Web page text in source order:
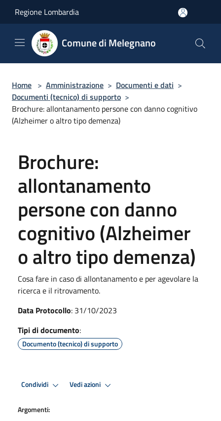
Regione Lombardia
Comune di Melegnano
Home > Amministrazione > Documenti e dati >
Documenti (tecnico) di supporto >
Brochure: allontanamento persone con danno cognitivo
(Alzheimer o altro tipo demenza)
Brochure:
allontanamento
persone con danno
cognitivo (Alzheimer
o altro tipo demenza)
Cosa fare in caso di allontanamento e per agevolare la
ricerca e il ritrovamento.
Data Protocollo: 31/10/2023
Tipi di documento:
Documento (tecnico) di supporto
Condividi Vedi azioni
Argomenti: